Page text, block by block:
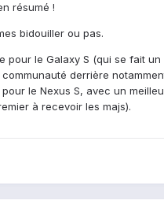
résumé !
bidouiller ou pas.
pour le Galaxy S (qui se fait un
derrière
le Nexus S, avec un
à recevoir les majs).